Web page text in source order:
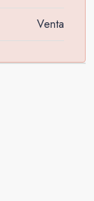
Venta